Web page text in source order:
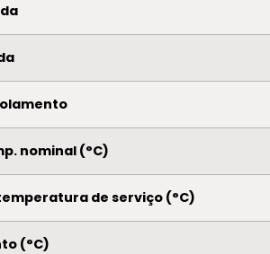
nominal (°C)
de serviço (°C)
(°C)